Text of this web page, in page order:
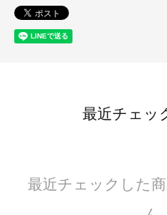
最近チェッ
最近チェックした